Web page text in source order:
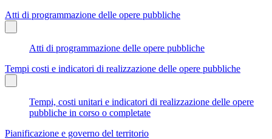
Atti di programmazione delle opere pubbliche
Atti di programmazione delle opere pubbliche
Tempi costi e indicatori di realizzazione delle opere pubbliche
Tempi, costi unitari e indicatori di realizzazione delle opere
pubbliche in corso o completate
Pianificazione e governo del territorio